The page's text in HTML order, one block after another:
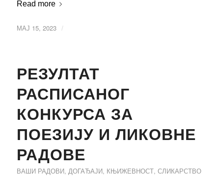
Read more
МАЈ 15, 2023 /
РЕЗУЛТАТ
РАСПИСАНОГ
КОНКУРСА ЗА
ПОЕЗИЈУ И ЛИКОВНЕ
РАДОВЕ
ВАШИ РАДОВИ, ДОГАЂАЈИ, КЊИЖЕВНОСТ, СЛИКАРСТВО